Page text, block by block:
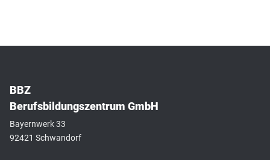
BBZ
Berufsbildungszentrum GmbH
Bayernwerk 33
92421 Schwandorf